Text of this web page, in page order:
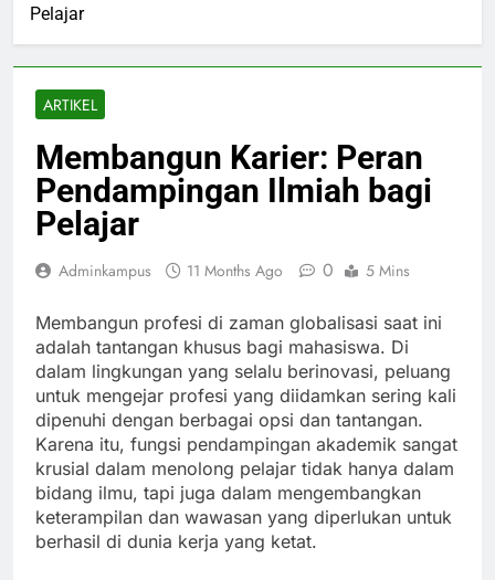
Pelajar
ARTIKEL
Membangun Karier: Peran
Pendampingan Ilmiah bagi
Pelajar
Adminkampus 11 Months Ago 0 5 Mins
Membangun profesi di zaman globalisasi saat ini
adalah tantangan khusus bagi mahasiswa. Di
dalam lingkungan yang selalu berinovasi, peluang
untuk mengejar profesi yang diidamkan sering kali
dipenuhi dengan berbagai opsi dan tantangan.
Karena itu, fungsi pendampingan akademik sangat
krusial dalam menolong pelajar tidak hanya dalam
bidang ilmu, tapi juga dalam mengembangkan
keterampilan dan wawasan yang diperlukan untuk
berhasil di dunia kerja yang ketat.